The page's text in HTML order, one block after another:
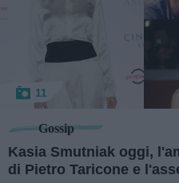
11
Gossip
Kasia Smutniak oggi,
di Pietro Taricone e